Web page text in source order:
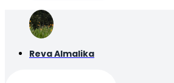
Reva Almalika